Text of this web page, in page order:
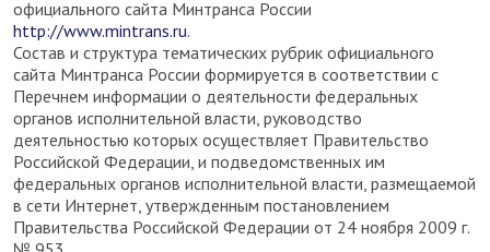
официального сайта Минтранса России
http://www.mintrans.ru.
Состав и структура тематических рубрик официального
сайта Минтранса России формируется в соответствии с
Перечнем информации о деятельности федеральных
органов исполнительной власти, руководство
деятельностью которых осуществляет Правительство
Российской Федерации, и подведомственных им
федеральных органов исполнительной власти, размещаемой
в сети Интернет, утвержденным постановлением
Правительства Российской Федерации от 24 ноября 2009 г.